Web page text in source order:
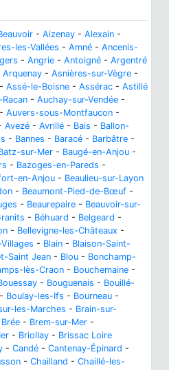
- Aizenay - Alexain -
les-Vallées - Amné - Ancenis-
- Angrie - Antoigné - Argentré
Arquenay - Asnières-sur-Vègre -
- Assé-le-Boisne - Assérac - Astillé
- Auchay-sur-Vendée -
- Auvers-sous-Montfaucon -
Avezé - Avrillé - Bais - Ballon-
- Bannes - Baracé - Barbâtre -
sur-Mer - Baugé-en-Anjou -
- Bazoges-en-Pareds -
en-Anjou - Beaulieu-sur-Layon
- Beaumont-Pied-de-Bœuf -
- Beaurepaire - Beauvoir-sur-
- Béhuard - Belgeard -
- Bellevigne-les-Châteaux -
- Blain - Blaison-Saint-
Saint Jean - Blou - Bonchamp-
lès-Craon - Bouchemaine -
- Bouguenais - Bouillé-
- Boulay-les-Ifs - Bourneau -
les-Marches - Brain-sur-
Brée - Brem-sur-Mer -
- Briollay - Brissac Loire
- Candé - Cantenay-Épinard -
- Chailland - Chaillé-les-